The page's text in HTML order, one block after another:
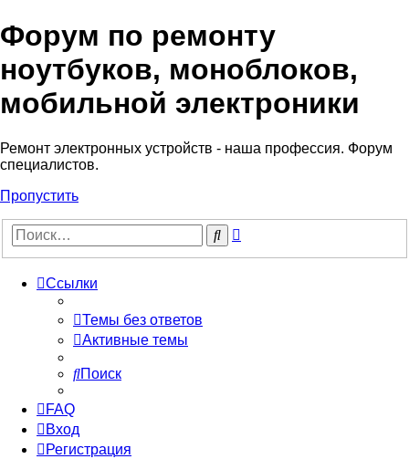
Регистрация
Форум по ремонту
ноутбуков, моноблоков,
мобильной электроники
Ремонт электронных устройств - наша профессия. Форум
специалистов.
Пропустить
Поиск
Ссылки
Темы без ответов
Активные темы
Поиск
FAQ
Вход
Регистрация